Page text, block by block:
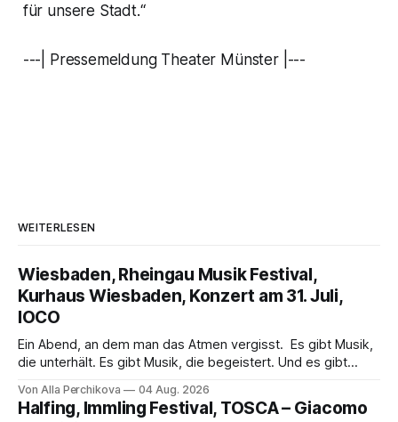
für unsere Stadt.“
---| Pressemeldung Theater Münster |---
WEITERLESEN
Wiesbaden, Rheingau Musik Festival,
Kurhaus Wiesbaden, Konzert am 31. Juli,
IOCO
Ein Abend, an dem man das Atmen vergisst. Es gibt Musik,
die unterhält. Es gibt Musik, die begeistert. Und es gibt
Genau so war der Abend im Kurhaus Wiesbaden, an dem
Johannes Brahms’ Erstes Klavierkonzert d-Moll op. 15 mit
Von Alla Perchikova 04 Aug. 2026
Halfing, Immling Festival, TOSCA – Giacomo